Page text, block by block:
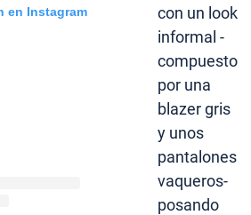
en Instagram
con un look
informal -
compuesto
por una
blazer gris
y unos
pantalones
vaqueros-
posando